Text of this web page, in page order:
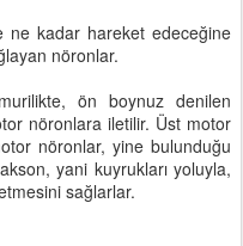
ne kadar hareket edeceğine
nöronlar.
ön boynuz denilen
nöronlara iletilir. Üst motor
nöronlar, yine bulunduğu
yani kuyrukları yoluyla,
sağlarlar.